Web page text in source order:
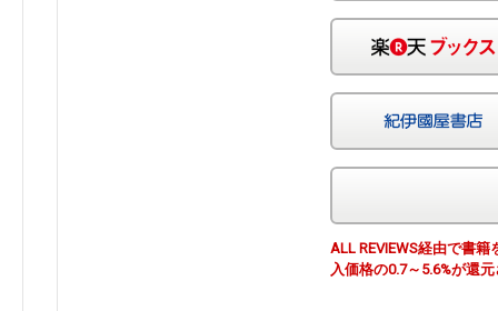
ALL REVIEWS経由で書
入価格の0.7～5.6%が還